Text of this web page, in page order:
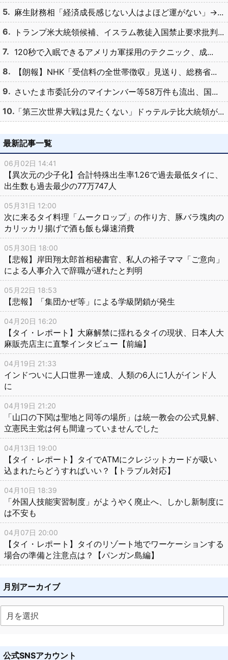
麻生財務相「経済成長感じない人はよほど運がない」→...
トランプ米大統領候補、イスラム教徒入国禁止要求批判...
120秒で入眠できるアメリカ軍採用のテクニック、成...
【朗報】NHK「受信料の全世帯徴収」見送り、総務省...
さいたま市委託分のマイナンバー等58万件も流出、国...
「第三次世界大戦は見たくない」ドゥテルテ比大統領が...
最新記事一覧
06月02日 14:41
【異次元の少子化】合計特殊出生率1.26で過去最低タイに、
出生数も過去最少の77万747人
05月31日 12:00
次に来るタイ料理「ムークロップ」の作り方、豚バラ塊肉の
カリッカリ揚げで酒も飯も爆速消費
05月30日 18:00
【悲報】岸田翔太郎首相秘書官、私人の裕子ママ「ご意向」
による人事介入で辞職が遅れたと判明
05月22日 18:53
【悲報】「集団かぜ等」による学級閉鎖が発生
04月20日 16:20
【タイ・レポート】大麻解禁に揺れるタイの現状、日本人大
麻販売店主に直撃インタビュー【前編】
04月19日 21:33
インドついに人口世界一達成、人類の6人に1人がインド人
に
04月19日 21:20
「山口の下関は聖地と同等の場所」は統一教会の公式見解、
立憲民主党は何も間違っていませんでした
04月13日 19:00
【タイ・レポート】タイでATMにクレジットカードが吸い
込まれたらどうすればいい？【トラブル対応】
04月10日 18:39
「外国人技能実習制度」がようやく廃止へ、しかし新制度に
は不安も
04月07日 20:00
【タイ・レポート】タイのリゾート地でワーケーションする
場合の準備と注意点は？【パンガン島編】
月別アーカイブ
公式SNSアカウント